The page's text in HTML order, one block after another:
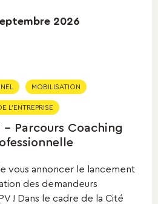
2026
MOBILISATION
L'ENTREPRISE
Parcours Coaching
vous annoncer le lancement
des demandeurs
! Dans le cadre de la Cité